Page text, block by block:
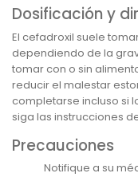
Dosificación y
El cefadroxil suele
dependiendo de la
tomar con o sin
reducir el malestar
completarse incluso si
siga las instrucciones
Precauciones
Notifique a su